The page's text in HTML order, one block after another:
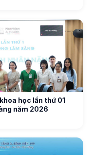
học lần thứ 01
năm 2026